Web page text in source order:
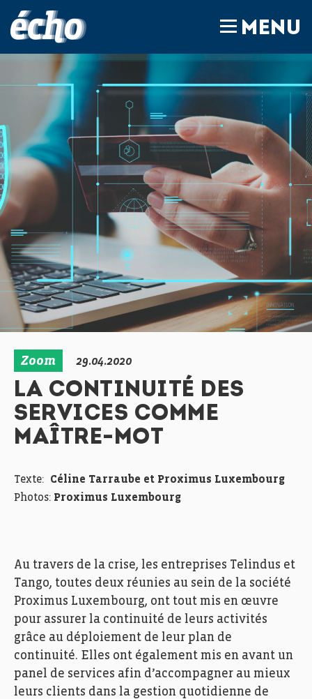
MENU
Zoom 29.04.2020
LA CONTINUITÉ DES
SERVICES COMME
MAÎTRE-MOT
Texte:
Céline Tarraube et Proximus Luxembourg
Photos: Proximus Luxembourg
Au travers de la crise, les entreprises Telindus et
Tango, toutes deux réunies au sein de la société
Proximus Luxembourg, ont tout mis en œuvre
pour assurer la continuité de leurs activités
grâce au déploiement de leur plan de
continuité. Elles ont également mis en avant un
panel de services afin d’accompagner au mieux
leurs clients dans la gestion quotidienne de